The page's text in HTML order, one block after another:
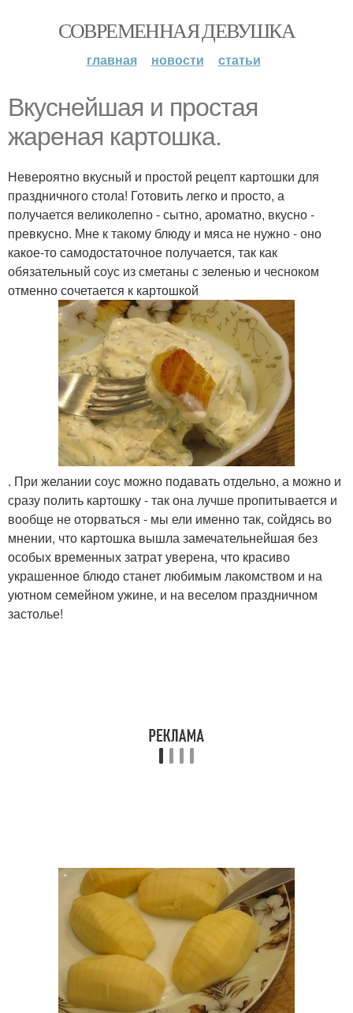
СОВРЕМЕННАЯ ДЕВУШКА
главная новости статьи
Вкуснейшая и простая
жареная картошка.
Невероятно вкусный и простой рецепт картошки для
праздничного стола! Готовить легко и просто, а
получается великолепно - сытно, ароматно, вкусно -
превкусно. Мне к такому блюду и мяса не нужно - оно
какое-то самодостаточное получается, так как
обязательный соус из сметаны с зеленью и чесноком
отменно сочетается к картошкой
. При желании соус можно подавать отдельно, а можно и
сразу полить картошку - так она лучше пропитывается и
вообще не оторваться - мы ели именно так, сойдясь во
мнении, что картошка вышла замечательнейшая без
особых временных затрат уверена, что красиво
украшенное блюдо станет любимым лакомством и на
уютном семейном ужине, и на веселом праздничном
застолье!